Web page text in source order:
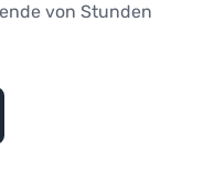
von Stunden